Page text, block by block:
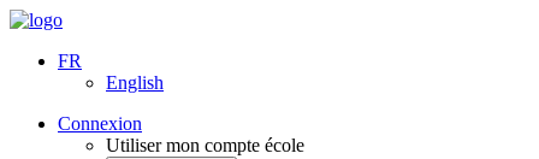
FR
English
Connexion
Utiliser mon compte école